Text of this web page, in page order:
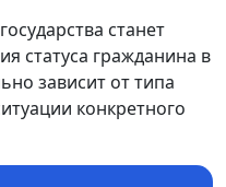
станет
статуса гражданина в
зависит от типа
конкретного